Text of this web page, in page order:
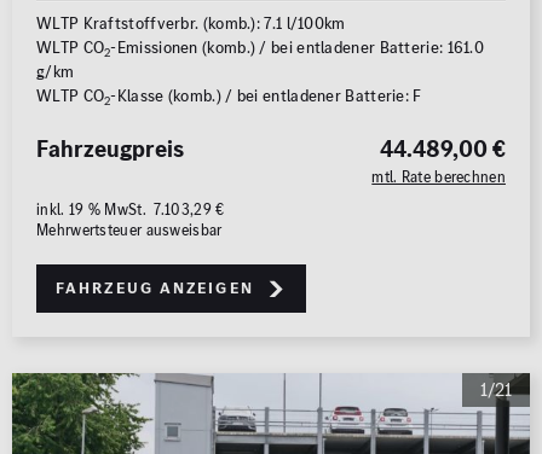
WLTP Kraftstoffverbr. (komb.): 7.1 l/100km
WLTP CO2-Emissionen (komb.) / bei entladener Batterie: 161.0
g/km
WLTP CO2-Klasse (komb.) / bei entladener Batterie: F
44.489,00 €
mtl. Rate berechnen
Fahrzeugpreis
inkl. 19 % MwSt. 7.103,29 €
Mehrwertsteuer ausweisbar
Fahrzeug anzeigen
1/21